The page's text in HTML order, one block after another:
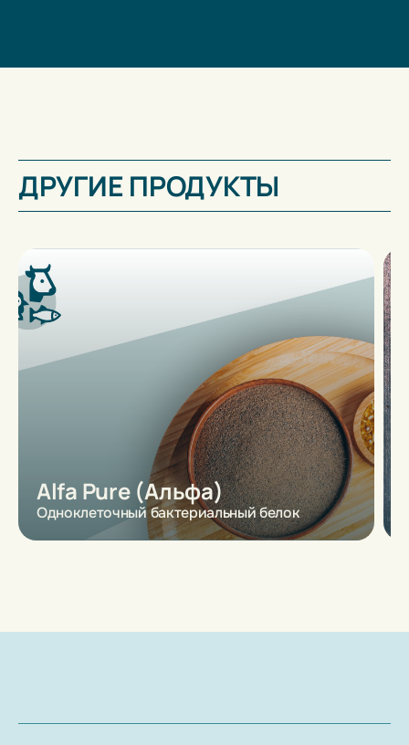
ДРУГИЕ ПРОДУКТЫ
Alfa Pure (Альфа)
Одноклеточный бактериальный белок